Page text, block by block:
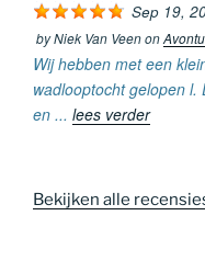
Sep 19,
byNiek Van Veenon
Wij hebben met een
wadlooptocht gelopen
en ... lees verder
Bekijken alle